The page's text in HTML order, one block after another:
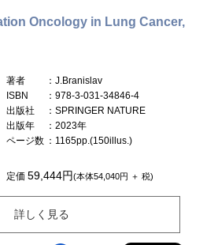
Oncology in Lung Cancer,
著者
：J.Branislav
ISBN
：978-3-031-34846-4
出版社
：SPRINGER NATURE
出版年
：2023年
ページ数 ：1165pp.(150illus.)
定価59,444円(本体54,040円 ＋ 税)
詳しく見る